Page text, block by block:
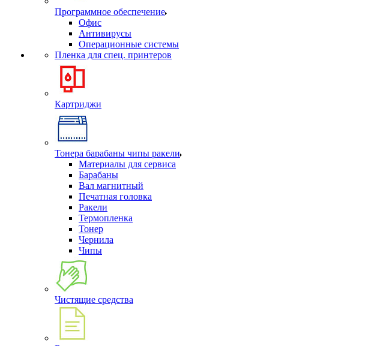
Программное обеспечение
Офис
Антивирусы
Операционные системы
Пленка для спец. принтеров
Картриджи
Тонера барабаны чипы ракели
Материалы для сервиса
Барабаны
Вал магнитный
Печатная головка
Ракели
Термопленка
Тонер
Чернила
Чипы
Чистящие средства